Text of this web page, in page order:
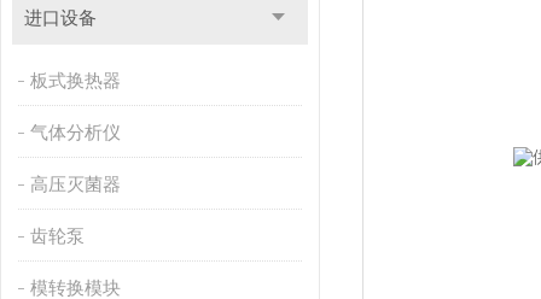
进口设备
板式换热器
气体分析仪
高压灭菌器
齿轮泵
模转换模块